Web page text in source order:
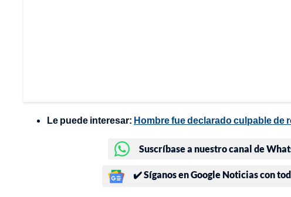
Le puede interesar: Hombre fue declarado culpable de
Suscríbase a nuestro canal de
✔️ Síganos en Google Noticias con